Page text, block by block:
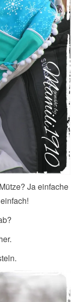
Ja einfache